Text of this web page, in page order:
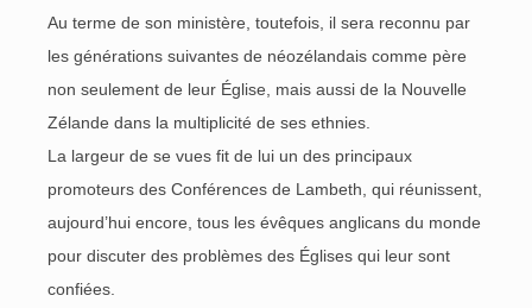
Au terme de son ministère, toutefois, il sera reconnu par
les générations suivantes de néozélandais comme père
non seulement de leur Église, mais aussi de la Nouvelle
Zélande dans la multiplicité de ses ethnies.
La largeur de se vues fit de lui un des principaux
promoteurs des Conférences de Lambeth, qui réunissent,
aujourd’hui encore, tous les évêques anglicans du monde
pour discuter des problèmes des Églises qui leur sont
confiées.